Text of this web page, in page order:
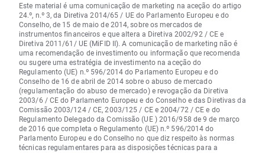
Este material é uma comunicação de marketing na aceção do artigo
24.º, n.º 3, da Diretiva 2014/65 / UE do Parlamento Europeu e do
Conselho, de 15 de maio de 2014, sobre os mercados de
instrumentos financeiros e que altera a Diretiva 2002/92 / CE e
Diretiva 2011/61/ UE (MiFID II). A comunicação de marketing não é
uma recomendação de investimento ou informação que recomenda
ou sugere uma estratégia de investimento na aceção do
Regulamento (UE) n.º 596/2014 do Parlamento Europeu e do
Conselho de 16 de abril de 2014 sobre o abuso de mercado
(regulamentação do abuso de mercado) e revogação da Diretiva
2003/6 / CE do Parlamento Europeu e do Conselho e das Diretivas da
Comissão 2003/124 / CE, 2003/125 / CE e 2004/72 / CE e do
Regulamento Delegado da Comissão (UE ) 2016/958 de 9 de março
de 2016 que completa o Regulamento (UE) n.º 596/2014 do
Parlamento Europeu e do Conselho no que diz respeito às normas
técnicas regulamentares para as disposições técnicas para a